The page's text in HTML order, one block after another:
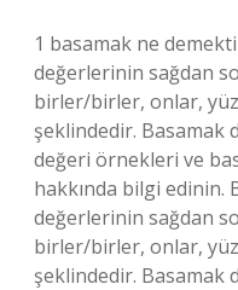
1 basamak ne
değerlerinin sağdan
birler/birler, onlar,
şeklindedir. Basamak
değeri örnekleri ve
hakkında bilgi edinin.
değerlerinin sağdan
birler/birler, onlar,
şeklindedir. Basamak